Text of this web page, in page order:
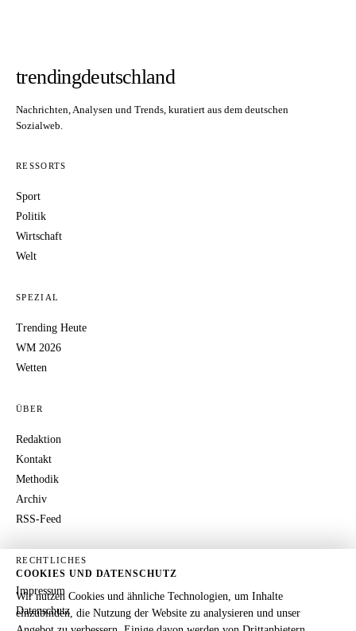
trendingdeutschland
Nachrichten, Analysen und Trends, kuratiert aus dem deutschen
Sozialweb.
RESSORTS
Sport
Politik
Wirtschaft
Welt
SPEZIAL
Trending Heute
WM 2026
Wetten
ÜBER
Redaktion
Kontakt
Methodik
Archiv
RSS-Feed
RECHTLICHES
Impressum
Datenschutz
COOKIES UND DATENSCHUTZ
Wir nutzen Cookies und ähnliche Technologien, um Inhalte
einzubinden, die Nutzung der Website zu analysieren und unser